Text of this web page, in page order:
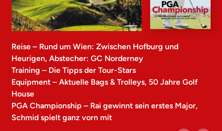
Reise – Rund um Wien: Zwischen Hofburg und
Heurigen, Abstecher: GC Norderney
Training – Die Tipps der Tour-Stars
Equipment – Aktuelle Bags & Trolleys, 50 Jahre Golf
House
PGA Championship – Rai gewinnt sein erstes Major,
Schmid spielt ganz vorn mit